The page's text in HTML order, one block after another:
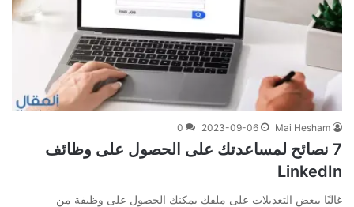
Mai Hesham
2023-09-06
0
7 نصائح لمساعدتك على الحصول على وظائف
LinkedIn
غالبًا ببعض التعديلات على ملفك يمكنك الحصول على وظيفة من